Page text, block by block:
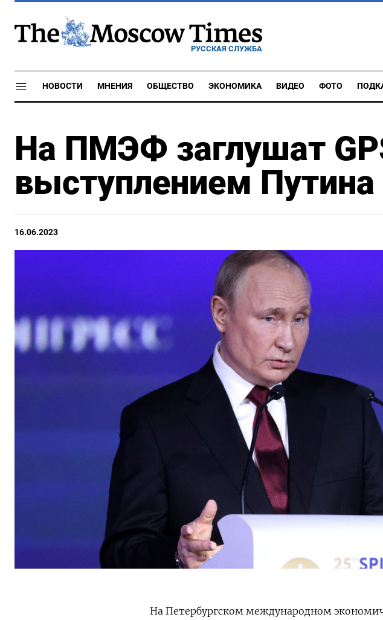
РУССКАЯ СЛУЖБА
НОВОСТИ МНЕНИЯ ОБЩЕСТВО ЭКОНОМИКА ВИДЕО ФОТО
На ПМЭФ заглушат
выступлением Путина
16.06.2023
На Петербургском международном